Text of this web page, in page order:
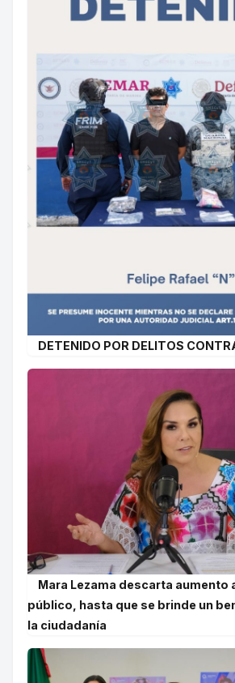
DETENIDO POR DELITOS
Mara Lezama descarta aumento
público, hasta que se brinde un
la ciudadanía